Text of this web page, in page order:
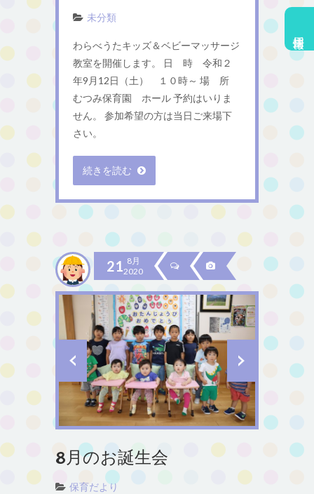
未分類
わらべうたキッズ＆ベビーマッサージ
教室を開催します。 日 時 令和２
年9月12日（土） １０時～ 場 所
むつみ保育園 ホール 予約はいりま
せん。 参加希望の方は当日ご来場下
さい。
続きを読む
21 8月
2020
8月のお誕生会
保育だより